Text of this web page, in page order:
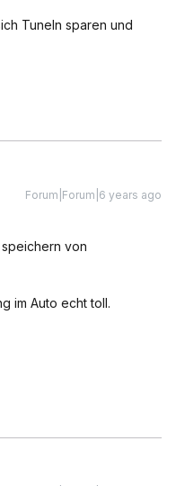
TuneIn sparen und
Forum|Forum|6 years ago
von
im Auto echt toll.